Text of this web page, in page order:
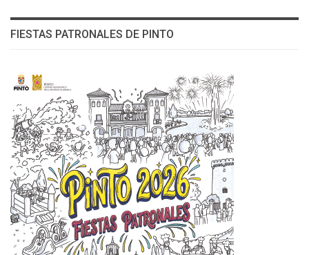
FIESTAS PATRONALES DE PINTO